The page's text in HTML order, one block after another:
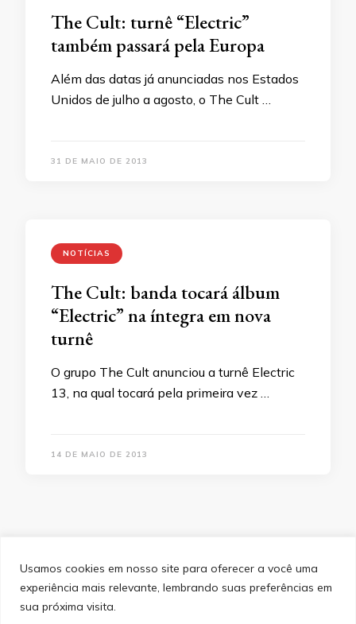
Usamos cookies em nosso site para oferecer a você uma
experiência mais relevante, lembrando suas preferências em
sua próxima visita.
The Cult: turnê “Electric”
também passará pela Europa
Além das datas já anunciadas nos Estados
Unidos de julho a agosto, o The Cult …
31 DE MAIO DE 2013
NOTÍCIAS
The Cult: banda tocará álbum
“Electric” na íntegra em nova
turnê
O grupo The Cult anunciou a turnê Electric
13, na qual tocará pela primeira vez …
14 DE MAIO DE 2013
SITEMAP POLÍTICA DE PRIVACIDADE
EQUIPE